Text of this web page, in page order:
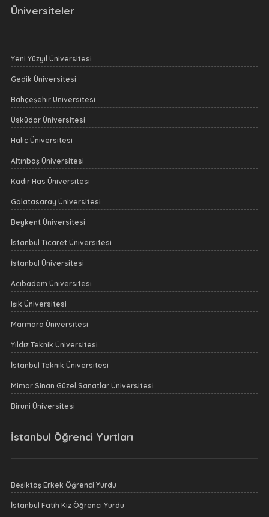
Üniversiteler
Yeni Yüzyıl Üniversitesi
Gedik Üniversitesi
Bahçeşehir Üniversitesi
Üsküdar Üniversitesi
Haliç Üniversitesi
Altınbaş Üniversitesi
Kadir Has Üniversitesi
Galatasaray Üniversitesi
Beykent Üniversitesi
İstanbul Ticaret Üniversitesi
İstanbul Üniversitesi
Acıbadem Üniversitesi
Işık Üniversitesi
Marmara Üniversitesi
Yıldız Teknik Üniversitesi
İstanbul Teknik Üniversitesi
Mimar Sinan Güzel Sanatlar Üniversitesi
Biruni Üniversitesi
İstanbul Öğrenci Yurtları
Beşiktaş Erkek Öğrenci Yurdu
İstanbul Fatih Kız Öğrenci Yurdu